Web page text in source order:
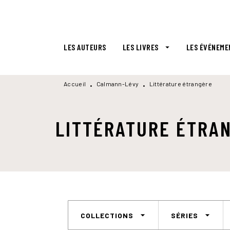
LES AUTEURS LES LIVRES arrow_drop_down LES
Accueil • Calmann-Lévy • Littérature étrangère
LITTÉRATURE
COLLECTIONS arrow_drop_down SÉRIES arrow_drop_down